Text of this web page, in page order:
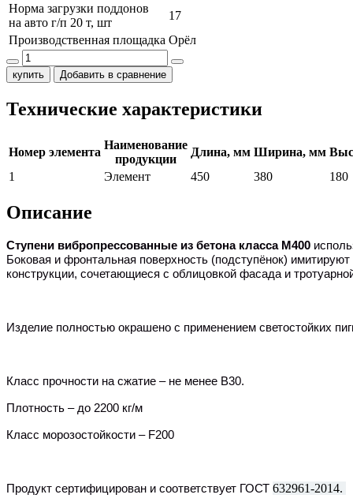
Норма загрузки поддонов
на авто г/п 20 т, шт
17
Производственная площадка Орёл
купить Добавить в сравнение
Технические характеристики
Номер элемента
Наименование
продукции
Длина, мм Ширина, мм
1
Элемент 450 380 180
Описание
Ступени вибропрессованные из бетона класса М400
Боковая и фронтальная поверхность (подступёнок)
конструкции, сочетающиеся с облицовкой фасада и
Изделие полностью окрашено с применением светостойких
Класс прочности на сжатие – не менее B30.
Плотность – до 2200 кг/м
Класс морозостойкости – F200
Продукт сертифицирован и соответствует ГОСТ 632961-2014.